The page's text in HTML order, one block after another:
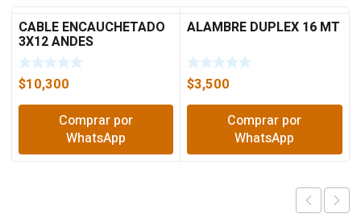
CABLE ENCAUCHETADO
3X12 ANDES
$10,300
Comprar por
WhatsApp
ALAMBRE DUPLEX 16 MT
$3,500
Comprar por
WhatsApp